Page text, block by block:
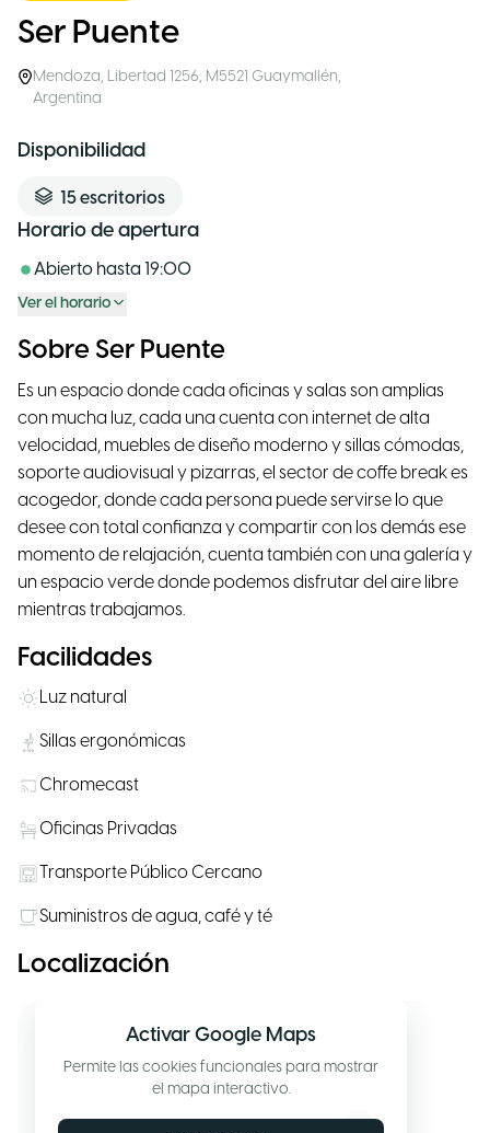
Ser Puente
Mendoza, Libertad 1256, M5521 Guaymallén,
Argentina
Disponibilidad
15escritorios
Horario de apertura
Abierto hasta 19:00
Ver el horario
Sobre Ser Puente
Es un espacio donde cada oficinas y salas son amplias
con mucha luz, cada una cuenta con internet de alta
velocidad, muebles de diseño moderno y sillas cómodas,
soporte audiovisual y pizarras, el sector de coffe break es
acogedor, donde cada persona puede servirse lo que
desee con total confianza y compartir con los demás ese
momento de relajación, cuenta también con una galería y
un espacio verde donde podemos disfrutar del aire libre
mientras trabajamos.
Facilidades
Luz natural
Sillas ergonómicas
Chromecast
Oficinas Privadas
Transporte Público Cercano
Suministros de agua, café y té
Localización
Activar Google Maps
Permite las cookies funcionales para mostrar
el mapa interactivo.